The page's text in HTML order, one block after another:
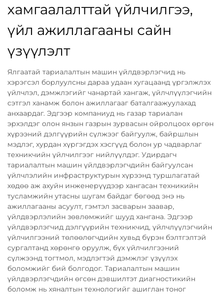
хамгаалалттай үйлчилгээ,
үйл ажиллагааны сайн
үзүүлэлт
Ялгаатай тариалалтын машин үйлдвэрлэгчид нь
хэрэгсэл борлуулсны дараа удаан хугацаанд үргэлжлэх
үйлчлэл, дэмжлэгийг чанартай хангаж, үйлчлүүлэгчийн
сэтгэл ханамж болон ажиллагааг баталгаажуулахад
анхаардаг. Эдгээр компаниуд нь газар тариалан
эрхэлдэг олон янзын газрын зурвасын ойролцоох өргөн
хүрээний дэлгүүрийн сүлжээг байгуулж, байршлын
мэдлэг, хурдан хүргэгдэх хэсгүүд болон ур чадварлаг
техникчийн үйлчилгээг нийлүүлдэг. Удирдагч
тариалалтын машин үйлдвэрлэгчдийн байгуулсан
үйлчлэлийн инфраструктурын хүрээнд туршлагатай
хөдөө аж ахуйн инженерүүдээр хангасан техникийн
тусламжийн утасны шугам байдаг бөгөөд энэ нь
ажиллагааны асуулт, гэмтэл засварын заавар,
үйлдвэрлэлийн зөвлөмжийг шууд хангана. Эдгээр
үйлдвэрлэгчид дэлгүүрийн техникчид, үйлчлүүлэгчийн
үйлчилгээний төлөөлөгчдийн хувьд бүрэн бэлтгэлтэй
сургалтанд хөрөнгө оруулж, бүх үйлчилгээний
сүлжээнд тогтмол, мэдлэгтэй дэмжлэг үзүүлэх
боломжийг бий болгодог. Тариалалтын машин
үйлдвэрлэгчдийн өгсөн дэвшилтэт диагностикийн
боломж нь хяналтын технологийг ашиглан тоног